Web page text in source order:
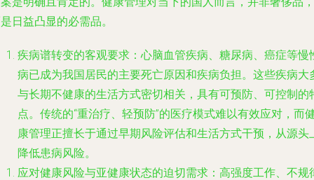
日益凸显的必需品。
疾病谱转变的客观要求 ：心脑血管疾病、糖尿病、癌症等慢
病已成为我国居民的主要死亡原因和疾病负担。这些疾病大
与长期不健康的生活方式密切相关，具有可预防、可控制的
点。传统的“重治疗、轻预防”的医疗模式难以有效应对，而
康管理正擅长于通过早期风险评估和生活方式干预，从源头
降低患病风险。
应对健康风险与亚健康状态的迫切需求 ：高强度工作、不规